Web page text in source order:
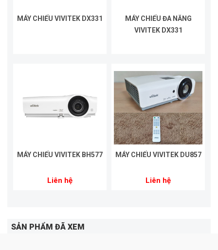
MÁY CHIẾU VIVITEK DX331
MÁY CHIẾU ĐA NĂNG
VIVITEK DX331
MÁY CHIẾU VIVITEK BH577
Liên hệ
MÁY CHIẾU VIVITEK DU857
Liên hệ
SẢN PHẨM ĐÃ XEM